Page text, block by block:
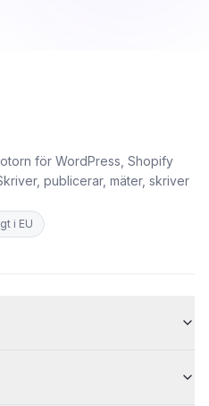
för WordPress, Shopify
publicerar, mäter, skriver
i EU